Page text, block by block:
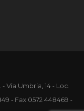
Via Umbria, 14 - Loc.
- Fax 0572 448469 -